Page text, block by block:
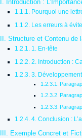
I. Introduction :
Pourquoi une
Les erreurs à
II. Structure et Contenu
1. En-tête
2. Introduction :
3.
4. Conclusion :
III. Exemple Concret et